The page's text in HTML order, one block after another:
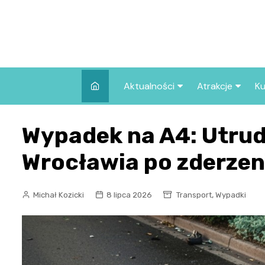
Aktualności
Wszystkie wpisy
Atrakcje
we Wrocławiu
Co warto
Wrocławiu?
Wypadek na A4:
Wrocławia po
Michał Kozicki 8 lipca 2026 Transport, Wypadki